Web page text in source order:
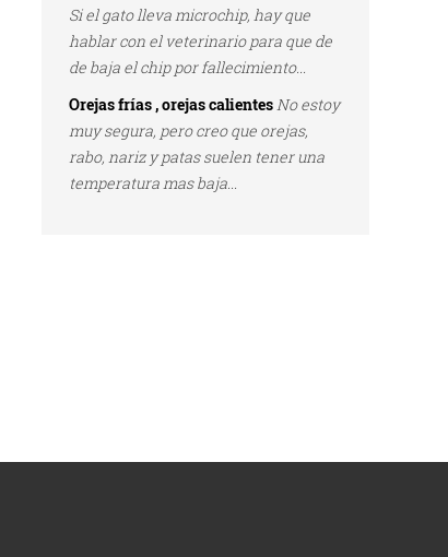
Si el gato lleva microchip, hay que
hablar con el veterinario para que de
de baja el chip por fallecimiento...
Orejas frías , orejas calientesNo estoy
muy segura, pero creo que orejas,
rabo, nariz y patas suelen tener una
temperatura mas baja...